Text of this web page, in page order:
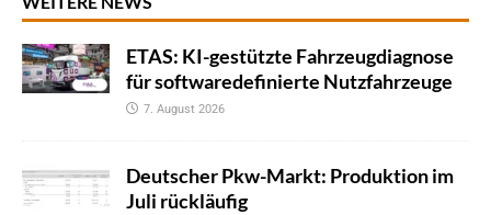
ETAS: KI-gestützte Fahrzeugdiagnose
für softwaredefinierte Nutzfahrzeuge
7. August 2026
Deutscher Pkw-Markt: Produktion im
Juli rückläufig